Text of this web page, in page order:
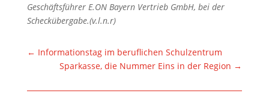
Geschäftsführer E.ON Bayern Vertrieb GmbH, bei der
Scheckübergabe.(v.l.n.r)
← Informationstag im beruflichen Schulzentrum
Sparkasse, die Nummer Eins in der Region →